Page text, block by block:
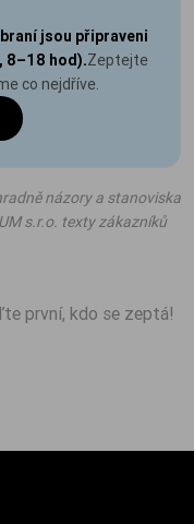
jsou připraveni
8–18 hod).Zeptejte
co nejdříve.
názory a stanoviska
s.r.o. texty zákazníků
první, kdo se zeptá!